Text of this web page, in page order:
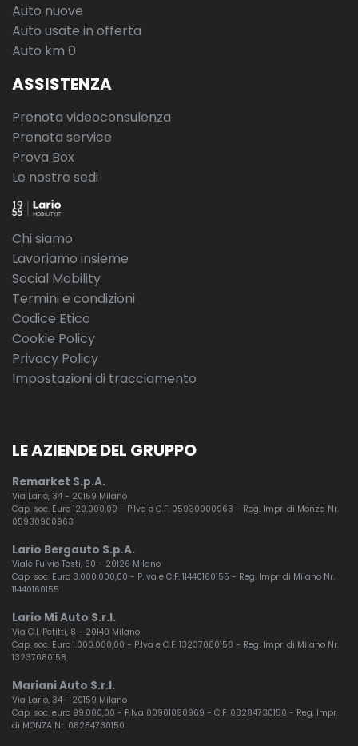
Auto nuove
Auto usate in offerta
Auto km 0
ASSISTENZA
Prenota videoconsulenza
Prenota service
Prova Box
Le nostre sedi
Chi siamo
Lavoriamo insieme
Social Mobility
Termini e condizioni
Codice Etico
Cookie Policy
Privacy Policy
Impostazioni di tracciamento
LE AZIENDE DEL GRUPPO
Remarket S.p.A.
Via Lario, 34 - 20159 Milano
Cap. soc. Euro 120.000,00 - P.Iva e C.F. 05930900963 - Reg. Impr. di Monza Nr.
05930900963
Lario Bergauto S.p.A.
Viale Fulvio Testi, 60 - 20126 Milano
Cap. soc. Euro 3.000.000,00 - P.Iva e C.F. 11440160155 - Reg. Impr. di Milano Nr.
11440160155
Lario Mi Auto S.r.l.
Via C.I. Petitti, 8 - 20149 Milano
Cap. soc. Euro 1.000.000,00 - P.Iva e C.F. 13237080158 - Reg. Impr. di Milano Nr.
13237080158
Mariani Auto S.r.l.
Via Lario, 34 - 20159 Milano
Cap. soc. euro 99.000,00 - P.Iva 00901090969 - C.F. 08284730150 - Reg. Impr.
di MONZA Nr. 08284730150